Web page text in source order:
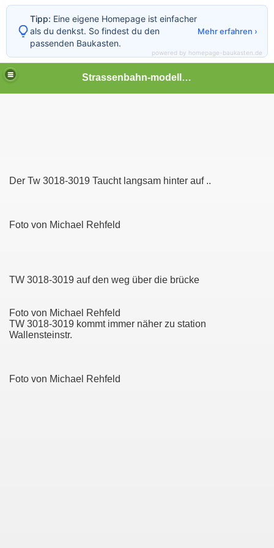
Strassenbahn-modellwelt
Der Tw 3018-3019 Taucht langsam hinter auf ..
Foto von Michael Rehfeld
TW 3018-3019 auf den weg über die brücke
Foto von Michael Rehfeld
TW 3018-3019 kommt immer näher zu station
Wallensteinstr.
Foto von Michael Rehfeld
2014
Tipp: Eine eigene Homepage ist einfacher
als du denkst. So findest du den
passenden Baukasten.
Mehr erfahren ›
powered by homepage-baukasten.de